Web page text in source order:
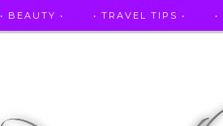
• BEAUTY • • TRAVEL TIPS •